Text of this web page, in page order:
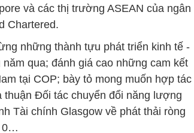
và các thị trường ASEAN của ngân
Chartered.
những thành tựu phát triển kinh tế -
qua; đánh giá cao những cam kết
tại COP; bày tỏ mong muốn hợp tác
Đối tác chuyển đổi năng lượng
Tài chính Glasgow về phát thải ròng
0…